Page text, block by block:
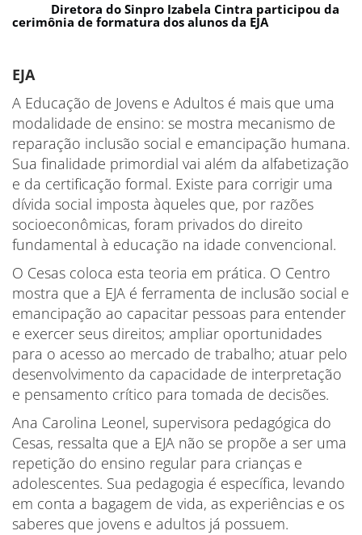
Diretora do Sinpro Izabela Cintra participou da
cerimônia de formatura dos alunos da EJA
EJA
A Educação de Jovens e Adultos é mais que uma
modalidade de ensino: se mostra mecanismo de
reparação inclusão social e emancipação humana.
Sua finalidade primordial vai além da alfabetização
e da certificação formal. Existe para corrigir uma
dívida social imposta àqueles que, por razões
socioeconômicas, foram privados do direito
fundamental à educação na idade convencional.
O Cesas coloca esta teoria em prática. O Centro
mostra que a EJA é ferramenta de inclusão social e
emancipação ao capacitar pessoas para entender
e exercer seus direitos; ampliar oportunidades
para o acesso ao mercado de trabalho; atuar pelo
desenvolvimento da capacidade de interpretação
e pensamento crítico para tomada de decisões.
Ana Carolina Leonel, supervisora pedagógica do
Cesas, ressalta que a EJA não se propõe a ser uma
repetição do ensino regular para crianças e
adolescentes. Sua pedagogia é específica, levando
em conta a bagagem de vida, as experiências e os
saberes que jovens e adultos já possuem.